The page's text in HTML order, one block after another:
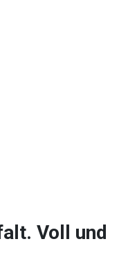
Voll und